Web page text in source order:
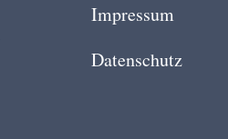
Impressum
Datenschutz